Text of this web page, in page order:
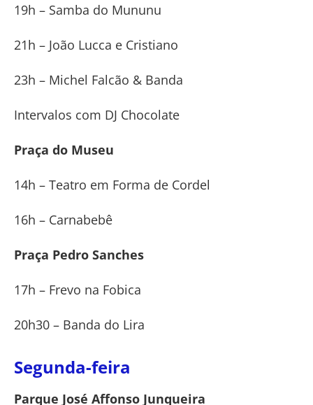
19h – Samba do Mununu
21h – João Lucca e Cristiano
23h – Michel Falcão & Banda
Intervalos com DJ Chocolate
Praça do Museu
14h – Teatro em Forma de Cordel
16h – Carnabebê
Praça Pedro Sanches
17h – Frevo na Fobica
20h30 – Banda do Lira
Segunda-feira
Parque José Affonso Junqueira